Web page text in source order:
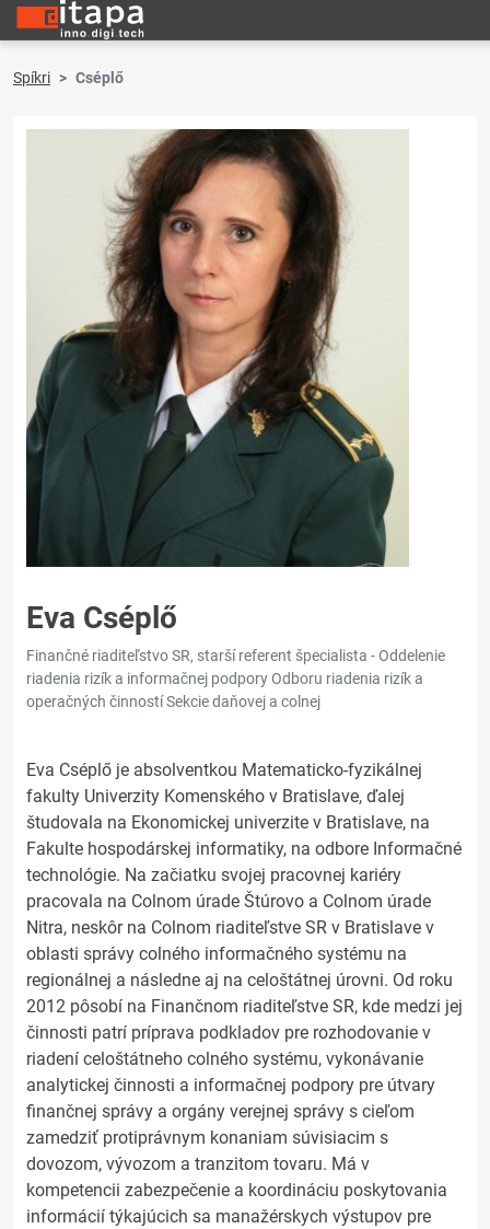
Spíkri Cséplő
Eva Cséplő
Finančné riaditeľstvo SR, starší referent špecialista - Oddelenie
riadenia rizík a informačnej podpory Odboru riadenia rizík a
operačných činností Sekcie daňovej a colnej
Eva Cséplő je absolventkou Matematicko-fyzikálnej
fakulty Univerzity Komenského v Bratislave, ďalej
študovala na Ekonomickej univerzite v Bratislave, na
Fakulte hospodárskej informatiky, na odbore Informačné
technológie. Na začiatku svojej pracovnej kariéry
pracovala na Colnom úrade Štúrovo a Colnom úrade
Nitra, neskôr na Colnom riaditeľstve SR v Bratislave v
oblasti správy colného informačného systému na
regionálnej a následne aj na celoštátnej úrovni. Od roku
2012 pôsobí na Finančnom riaditeľstve SR, kde medzi jej
činnosti patrí príprava podkladov pre rozhodovanie v
riadení celoštátneho colného systému, vykonávanie
analytickej činnosti a informačnej podpory pre útvary
finančnej správy a orgány verejnej správy s cieľom
zamedziť protiprávnym konaniam súvisiacim s
dovozom, vývozom a tranzitom tovaru. Má v
kompetencii zabezpečenie a koordináciu poskytovania
informácií týkajúcich sa manažérskych výstupov pre